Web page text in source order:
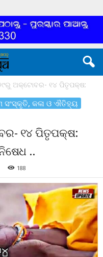
ଅକ୍ଟୋବର- ୧୪ ପିତୃପକ୍ଷ:
ସଂସ୍କୃତି, କଳା ଓ ଐତିହ୍ୟ
୧୪ ପିତୃପକ୍ଷ:
..
188